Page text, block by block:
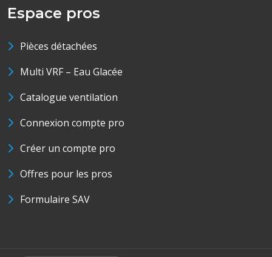
Espace pros
Pièces détachées
Multi VRF – Eau Glacée
Catalogue ventilation
Connexion compte pro
Créer un compte pro
Offres pour les pros
Formulaire SAV